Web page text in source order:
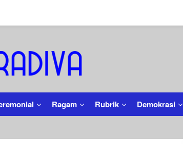
Ragam Rubrik Demokrasi